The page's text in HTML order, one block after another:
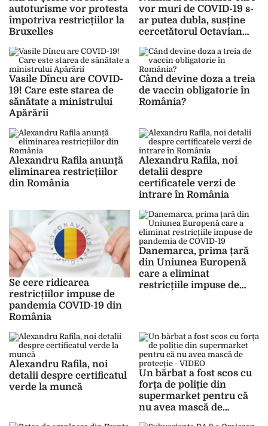
autoturisme vor protesta
împotriva restricțiilor la
Bruxelles
vor muri de COVID-19 s-
ar putea dubla, susține
cercetătorul Octavian
Vasile Dîncu are COVID-
19! Care este starea de
sănătate a ministrului
Apărării
Când devine doza a treia
de vaccin obligatorie în
România?
Alexandru Rafila anunță
eliminarea restricțiilor
din România
Alexandru Rafila, noi
detalii despre
certificatele verzi de
intrare în România
Se cere ridicarea
restricțiilor impuse de
pandemia COVID-19 din
România
Danemarca, prima țară
din Uniunea Europenă
care a eliminat
restricțiile impuse de
Alexandru Rafila, noi
detalii despre certificatul
verde la muncă
Un bărbat a fost scos cu
forța de poliție din
supermarket pentru că
nu avea mască de